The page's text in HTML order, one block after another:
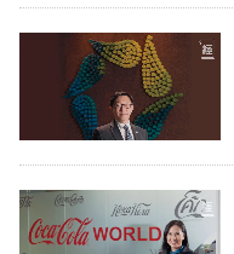
技
職
場
生
時